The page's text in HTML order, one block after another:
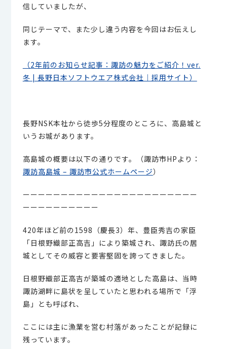
信していましたが、
同じテーマで、また少し違う内容を今回はお伝えし
ます。
（2年前のお知らせ記事：諏訪の魅力をご紹介！ver.
冬 | 長野日本ソフトウエア株式会社｜採用サイト）
長野NSK本社から徒歩5分程度のところに、高島城と
いうお城があります。
高島城の概要は以下の通りです。（諏訪市HPより：
諏訪高島城 – 諏訪市公式ホームページ）
ーーーーーーーーーーーーーーーーーーーーーーー
ーーーーーーーーーー
420年ほど前の1598（慶長3）年、豊臣秀吉の家臣
「日根野織部正高吉」により築城され、諏訪氏の居
城としてその威容と要害堅固を誇ってきました。
日根野織部正高吉が築城の適地とした高島は、当時
諏訪湖畔に島状を呈していたと思われる場所で「浮
島」とも呼ばれ、
ここには主に漁業を営む村落があったことが記録に
残っています。